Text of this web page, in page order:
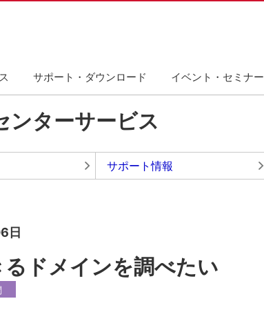
サポート・ダウンロード イベント・セミナー
ンターサービス
サポート情報
日
ドメインを調べたい